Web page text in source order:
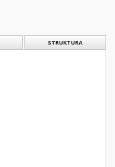
STRUKTURA